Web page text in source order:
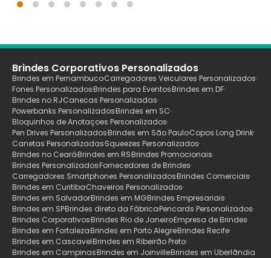
Brindes Corporativos Personalizados
Brindes em PernambucoCarregadores Veiculares Personalizados
Fones PersonalizadosBrindes para EventosBrindes em DF
Brindes no RJCanecas Personalizadas
Powerbanks PersonalizadosBrindes em SC
Bloquinhos de Anotaçoes Personalizados
Pen Drives PersonalizadosBrindes em São PauloCopos Long Drink
Canetas PersonalizadasSqueezes Personalizados
Brindes no CearáBrindes em RSBrindes Promocionais
Brindes PersonalizadosFornecedores de Brindes
Carregadores Smartphones PersonalizadosBrindes Comerciais
Brindes em CuritibaChaveiros Personalizados
Brindes em SalvadorBrindes em MGBrindes Empresariais
Brindes em SPBrindes direto da FábricaPencards Personalizados
Brindes CorporativosBrindes Rio de JaneiroEmpresa de Brindes
Brindes em FortalezaBrindes em Porto AlegreBrindes Recife
Brindes em CascavelBrindes em Ribeirão Preto
Brindes em CampinasBrindes em JoinvilleBrindes em Uberlãndia